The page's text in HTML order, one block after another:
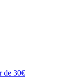
de 30€